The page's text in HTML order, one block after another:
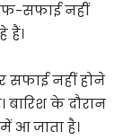
सफाई नहीं
हैं।
सफाई नहीं होने
के दौरान
आ जाता है।